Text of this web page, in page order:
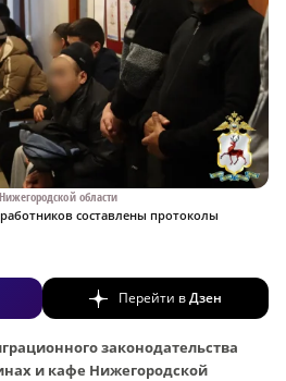
области
составлены протоколы
Перейти вДзен
законодательства
и кафе Нижегородской